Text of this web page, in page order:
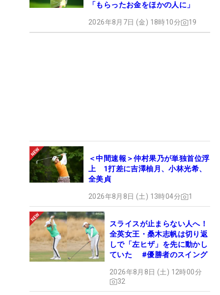
「もらったお金をほかの人に」
2026年8月7日 (金) 18時10分 19
＜中間速報＞仲村果乃が単独首位浮
上 1打差に吉澤柚月、小林光希、
全美貞
2026年8月8日 (土) 13時04分 1
スライスが止まらない人へ！
全英女王・桑木志帆は切り返
しで「左ヒザ」を先に動かし
ていた #優勝者のスイング
2026年8月8日 (土) 12時00分
32